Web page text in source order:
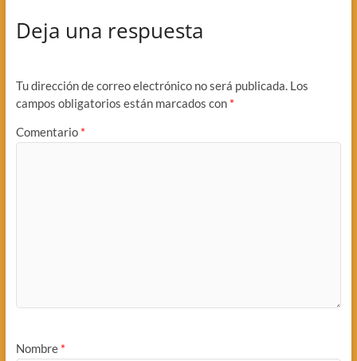
Deja una respuesta
Tu dirección de correo electrónico no será publicada. Los
campos obligatorios están marcados con *
Comentario *
Nombre *